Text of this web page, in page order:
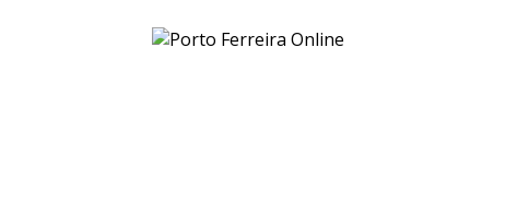
Prefeitura